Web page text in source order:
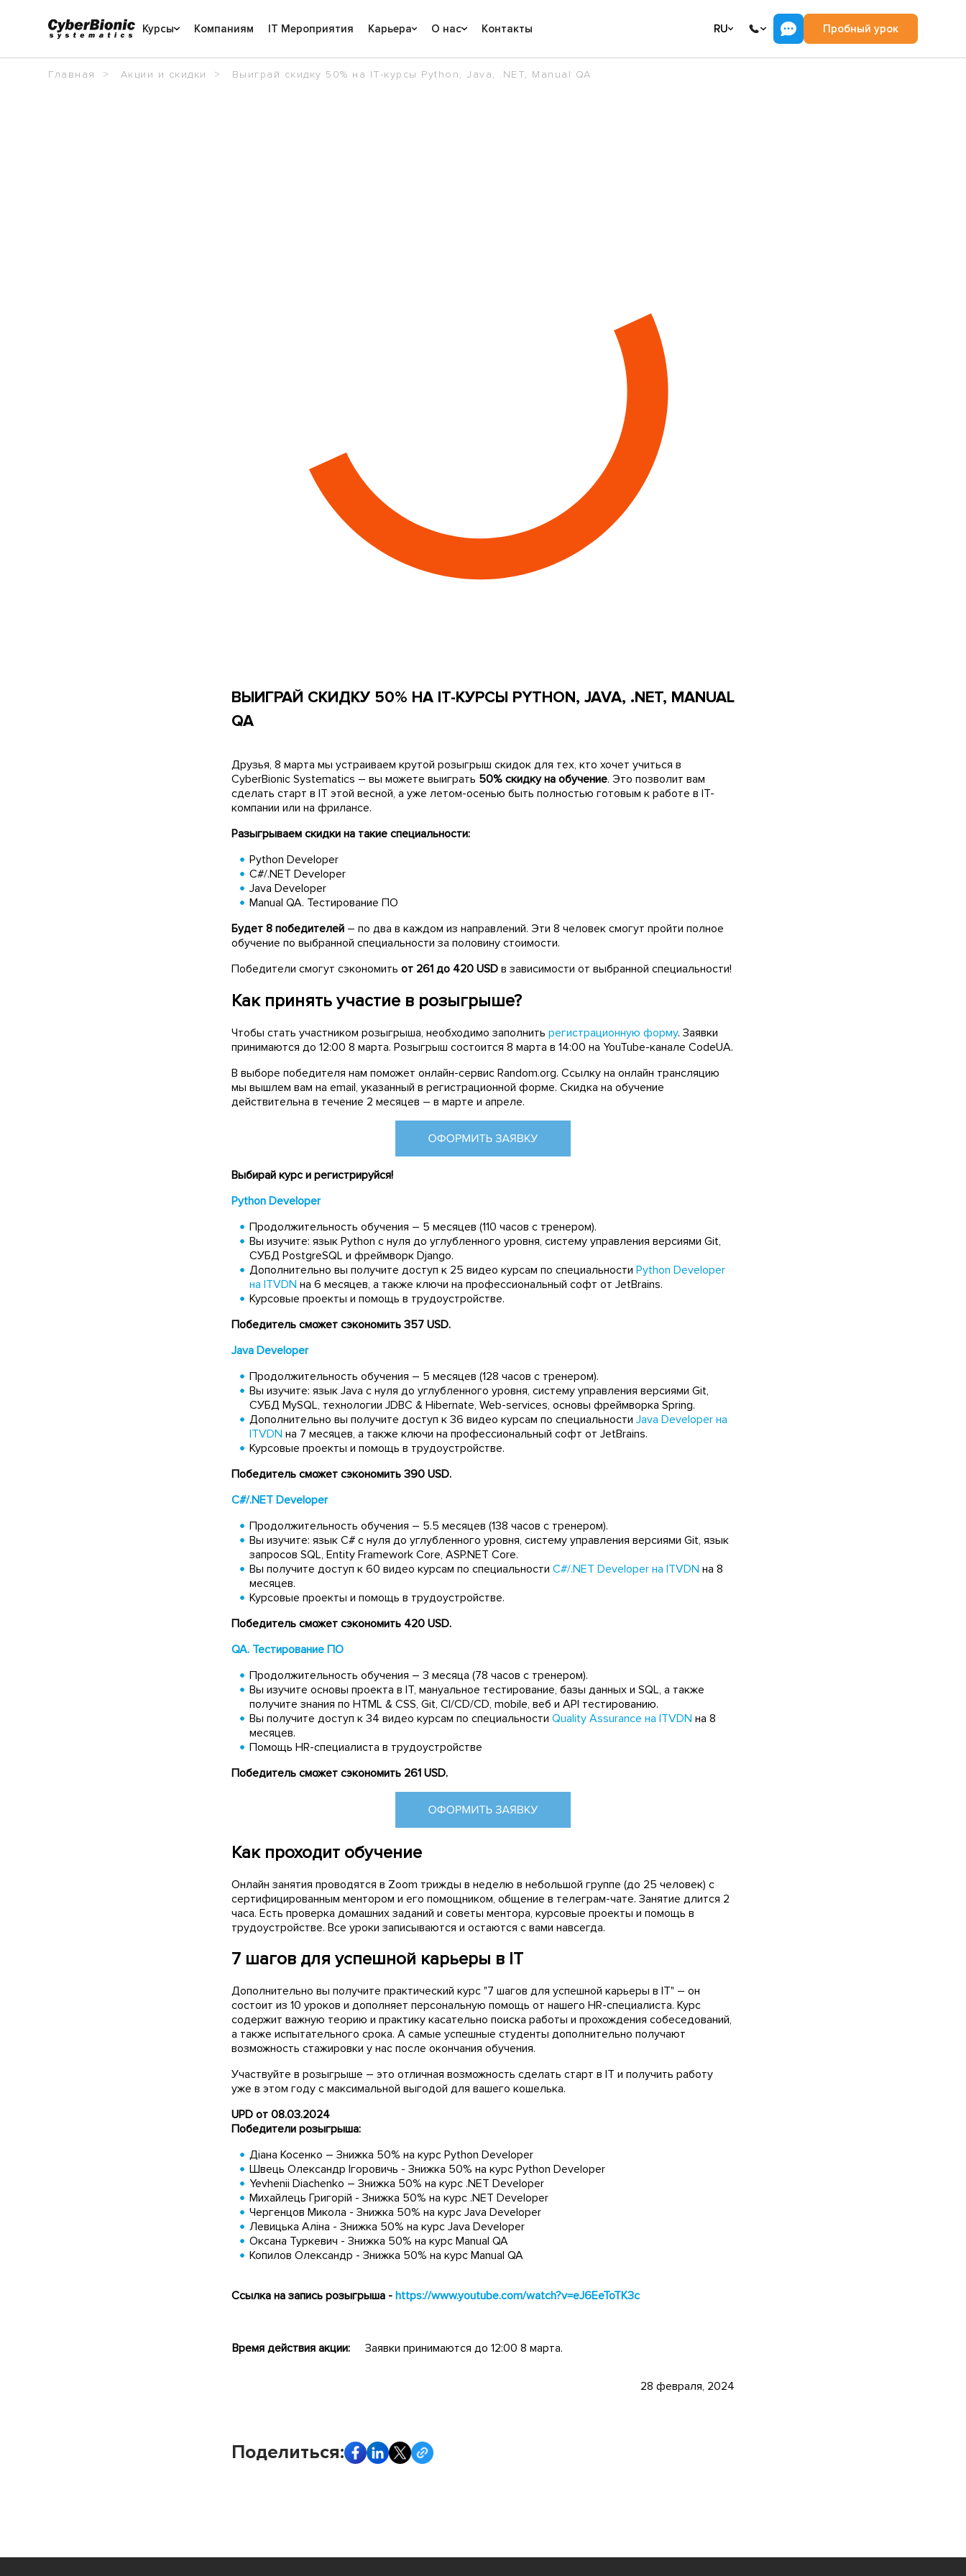
Курсы Компаниям IT Мероприятия Карьера О нас Контакты RU Пробный урок
Главная Акции и скидки Выиграй скидку 50% на IT-курсы Python, Java, .NET, Manual QA
ВЫИГРАЙ СКИДКУ 50% НА IT-КУРСЫ PYTHON, JAVA, .NET, MANUAL
QA
Друзья, 8 марта мы устраиваем крутой розыгрыш скидок для тех, кто хочет учиться в
CyberBionic Systematics – вы можете выиграть 50% скидку на обучение. Это позволит вам
сделать старт в ІТ этой весной, а уже летом-осенью быть полностью готовым к работе в ІТ-
компании или на фрилансе.
Разыгрываем скидки на такие специальности:
Python Developer
C#/.NET Developer
Java Developer
Manual QA. Тестирование ПО
Будет 8 победителей – по два в каждом из направлений. Эти 8 человек смогут пройти полное
обучение по выбранной специальности за половину стоимости.
Победители смогут сэкономить от 261 до 420 USD в зависимости от выбранной специальности!
Как принять участие в розыгрыше?
Чтобы стать участником розыгрыша, необходимо заполнить регистрационную форму. Заявки
принимаются до 12:00 8 марта. Розыгрыш состоится 8 марта в 14:00 на YouTube-канале CodeUA.
В выборе победителя нам поможет онлайн-сервис Random.org. Ссылку на онлайн трансляцию
мы вышлем вам на email, указанный в регистрационной форме. Скидка на обучение
действительна в течение 2 месяцев – в марте и апреле.
Выбирай курс и регистрируйся!
Python Developer
Продолжительность обучения – 5 месяцев (110 часов с тренером).
Вы изучите: язык Python с нуля до углубленного уровня, систему управления версиями Git,
СУБД PostgreSQL и фреймворк Django.
Дополнительно вы получите доступ к 25 видео курсам по специальности Python Developer
на ITVDN на 6 месяцев, а также ключи на профессиональный софт от JetBrains.
Курсовые проекты и помощь в трудоустройстве.
Победитель сможет сэкономить 357 USD.
Java Developer
Продолжительность обучения – 5 месяцев (128 часов с тренером).
Вы изучите: язык Java с нуля до углубленного уровня, систему управления версиями Git,
СУБД MySQL, технологии JDBC & Hibernate, Web-services, основы фреймворка Spring.
Дополнительно вы получите доступ к 36 видео курсам по специальности Java Developer на
ITVDN на 7 месяцев, а также ключи на профессиональный софт от JetBrains.
Курсовые проекты и помощь в трудоустройстве.
Победитель сможет сэкономить 390 USD.
C#/.NET Developer
Продолжительность обучения – 5.5 месяцев (138 часов с тренером).
Вы изучите: язык C# с нуля до углубленного уровня, систему управления версиями Git, язык
запросов SQL, Entity Framework Core, ASP.NET Core.
Вы получите доступ к 60 видео курсам по специальности C#/.NET Developer на ITVDN на 8
месяцев.
Курсовые проекты и помощь в трудоустройстве.
Победитель сможет сэкономить 420 USD.
QA. Тестирование ПО
Продолжительность обучения – 3 месяца (78 часов с тренером).
Вы изучите основы проекта в IT, мануальное тестирование, базы данных и SQL, а также
получите знания по HTML & CSS, Git, CI/CD/CD, mobile, веб и API тестированию.
Вы получите доступ к 34 видео курсам по специальности Quality Assurance на ITVDN на 8
месяцев.
Помощь HR-специалиста в трудоустройстве
Победитель сможет сэкономить 261 USD.
Как проходит обучение
Онлайн занятия проводятся в Zoom трижды в неделю в небольшой группе (до 25 человек) с
сертифицированным ментором и его помощником, общение в телеграм-чате. Занятие длится 2
часа. Есть проверка домашних заданий и советы ментора, курсовые проекты и помощь в
трудоустройстве. Все уроки записываются и остаются с вами навсегда.
7 шагов для успешной карьеры в IT
Дополнительно вы получите практический курс "7 шагов для успешной карьеры в IT" – он
состоит из 10 уроков и дополняет персональную помощь от нашего HR-специалиста. Курс
содержит важную теорию и практику касательно поиска работы и прохождения собеседований,
а также испытательного срока. А самые успешные студенты дополнительно получают
возможность стажировки у нас после окончания обучения.
Участвуйте в розыгрыше – это отличная возможность сделать старт в IT и получить работу
уже в этом году с максимальной выгодой для вашего кошелька.
UPD от 08.03.2024
Победители розыгрыша:
Діана Косенко – Знижка 50% на курс Python Developer
Швець Олександр Ігоровичь - Знижка 50% на курс Python Developer
Yevhenii Diachenko – Знижка 50% на курс .NET Developer
Михайлець Григорій - Знижка 50% на курс .NET Developer
Чергенцов Микола - Знижка 50% на курс Java Developer
Левицька Аліна - Знижка 50% на курс Java Developer
Оксана Туркевич - Знижка 50% на курс Manual QA
Копилов Олександр - Знижка 50% на курс Manual QA
Ссылка на запись розыгрыша - https://www.youtube.com/watch?v=eJ6EeToTK3c
Время действия акции: Заявки принимаются до 12:00 8 марта.
28 февраля, 2024
Поделиться: